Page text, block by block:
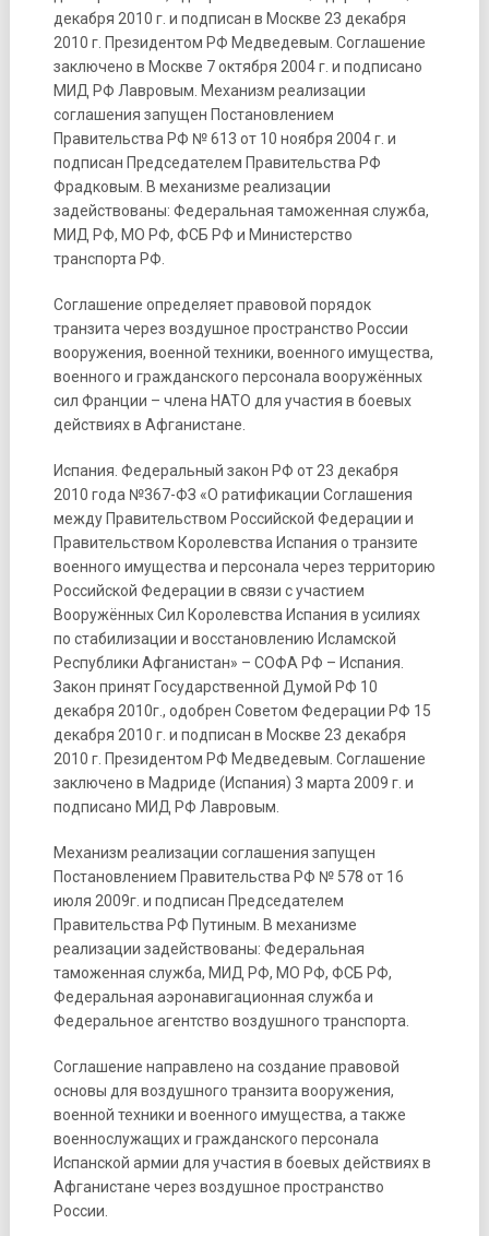
декабря 2010 г. и подписан в Москве 23 декабря
2010 г. Президентом РФ Медведевым. Соглашение
заключено в Москве 7 октября 2004 г. и подписано
МИД РФ Лавровым. Механизм реализации
соглашения запущен Постановлением
Правительства РФ № 613 от 10 ноября 2004 г. и
подписан Председателем Правительства РФ
Фрадковым. В механизме реализации
задействованы: Федеральная таможенная служба,
МИД РФ, МО РФ, ФСБ РФ и Министерство
транспорта РФ.
Соглашение определяет правовой порядок
транзита через воздушное пространство России
вооружения, военной техники, военного имущества,
военного и гражданского персонала вооружённых
сил Франции – члена НАТО для участия в боевых
действиях в Афганистане.
Испания. Федеральный закон РФ от 23 декабря
2010 года №367-ФЗ «О ратификации Соглашения
между Правительством Российской Федерации и
Правительством Королевства Испания о транзите
военного имущества и персонала через территорию
Российской Федерации в связи с участием
Вооружённых Сил Королевства Испания в усилиях
по стабилизации и восстановлению Исламской
Республики Афганистан» – СОФА РФ – Испания.
Закон принят Государственной Думой РФ 10
декабря 2010г., одобрен Советом Федерации РФ 15
декабря 2010 г. и подписан в Москве 23 декабря
2010 г. Президентом РФ Медведевым. Соглашение
заключено в Мадриде (Испания) 3 марта 2009 г. и
подписано МИД РФ Лавровым.
Механизм реализации соглашения запущен
Постановлением Правительства РФ № 578 от 16
июля 2009г. и подписан Председателем
Правительства РФ Путиным. В механизме
реализации задействованы: Федеральная
таможенная служба, МИД РФ, МО РФ, ФСБ РФ,
Федеральная аэронавигационная служба и
Федеральное агентство воздушного транспорта.
Соглашение направлено на создание правовой
основы для воздушного транзита вооружения,
военной техники и военного имущества, а также
военнослужащих и гражданского персонала
Испанской армии для участия в боевых действиях в
Афганистане через воздушное пространство
России.